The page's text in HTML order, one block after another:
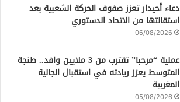
دعاء أحيدار تعزز صفوف الحركة الشعبية بعد
استقالتها من الاتحاد الدستوري
06/08/2026
عملية “مرحبا” تقترب من 3 ملايين وافد.. طنجة
المتوسط يعزز ريادته في استقبال الجالية
المغربية
05/08/2026